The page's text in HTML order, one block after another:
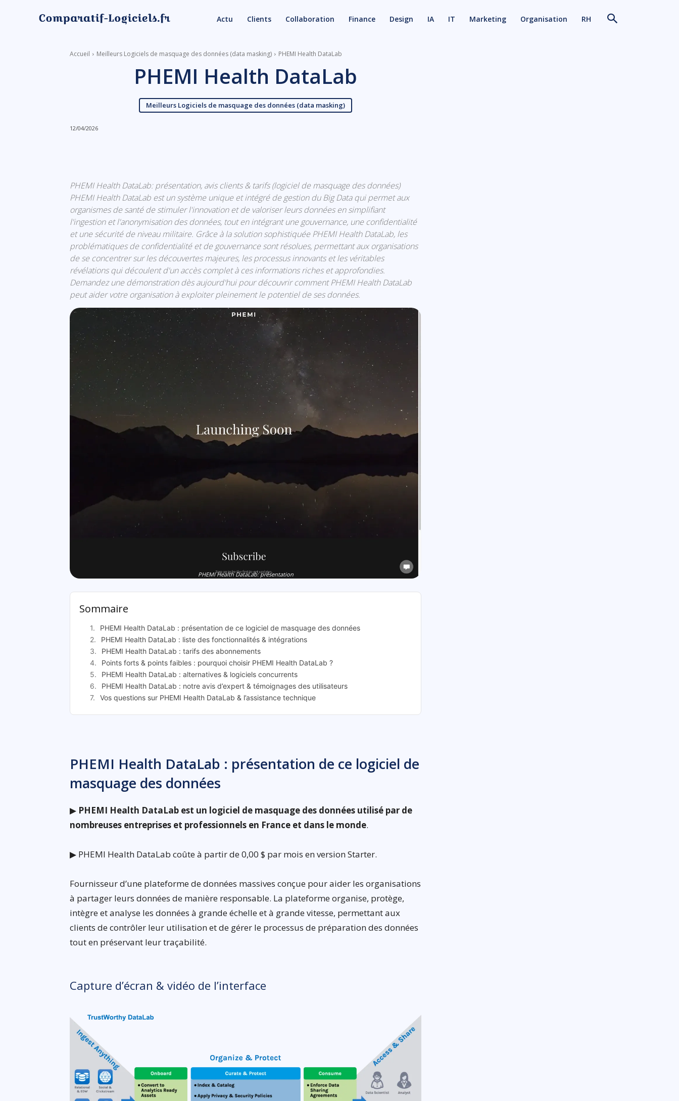
Actu Clients Collaboration Finance Design IA IT Marketing Organisation RH
Accueil Meilleurs Logiciels de masquage des données (data masking) PHEMI Health DataLab
PHEMI Health DataLab
Meilleurs Logiciels de masquage des données (data masking)
12/04/2026
PHEMI Health DataLab: présentation, avis clients & tarifs (logiciel de masquage des données)
PHEMI Health DataLab est un système unique et intégré de gestion du Big Data qui permet aux
organismes de santé de stimuler l'innovation et de valoriser leurs données en simplifiant
l'ingestion et l'anonymisation des données, tout en intégrant une gouvernance, une confidentialité
et une sécurité de niveau militaire. Grâce à la solution sophistiquée PHEMI Health DataLab, les
problématiques de confidentialité et de gouvernance sont résolues, permettant aux organisations
de se concentrer sur les découvertes majeures, les processus innovants et les véritables
révélations qui découlent d'un accès complet à ces informations riches et approfondies.
Demandez une démonstration dès aujourd'hui pour découvrir comment PHEMI Health DataLab
peut aider votre organisation à exploiter pleinement le potentiel de ses données.
PHEMI Health DataLab: présentation
Sommaire
PHEMI Health DataLab : présentation de ce logiciel de masquage des données
PHEMI Health DataLab : liste des fonctionnalités & intégrations
PHEMI Health DataLab : tarifs des abonnements
Points forts & points faibles : pourquoi choisir PHEMI Health DataLab ?
PHEMI Health DataLab : alternatives & logiciels concurrents
PHEMI Health DataLab : notre avis d’expert & témoignages des utilisateurs
Vos questions sur PHEMI Health DataLab & l’assistance technique
PHEMI Health DataLab : présentation de ce logiciel de
masquage des données
▶ PHEMI Health DataLab est un logiciel de masquage des données utilisé par de
nombreuses entreprises et professionnels en France et dans le monde.
▶ PHEMI Health DataLab coûte à partir de 0,00 $ par mois en version Starter.
Fournisseur d’une plateforme de données massives conçue pour aider les organisations
à partager leurs données de manière responsable. La plateforme organise, protège,
intègre et analyse les données à grande échelle et à grande vitesse, permettant aux
clients de contrôler leur utilisation et de gérer le processus de préparation des données
tout en préservant leur traçabilité.
Capture d’écran & vidéo de l’interface